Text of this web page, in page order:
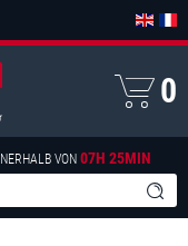
VON 07H 25MIN
0